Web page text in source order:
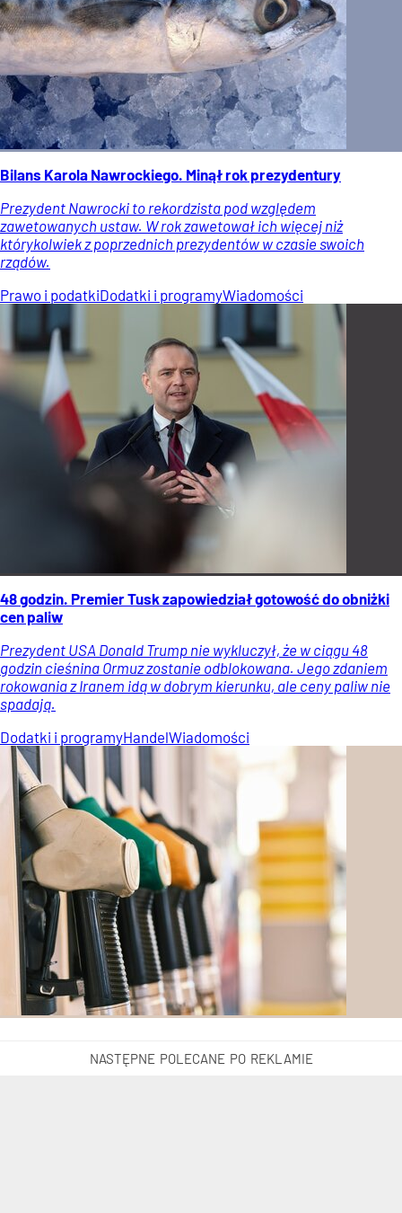
Bilans Karola Nawrockiego. Minął rok prezydentury
Prezydent Nawrocki to rekordzista pod względem
zawetowanych ustaw. W rok zawetował ich więcej niż
którykolwiek z poprzednich prezydentów w czasie swoich
rządów.
Prawo i podatkiDodatki i programyWiadomości
48 godzin. Premier Tusk zapowiedział gotowość do obniżki
cen paliw
Prezydent USA Donald Trump nie wykluczył, że w ciągu 48
godzin cieśnina Ormuz zostanie odblokowana. Jego zdaniem
rokowania z Iranem idą w dobrym kierunku, ale ceny paliw nie
spadają.
Dodatki i programyHandelWiadomości